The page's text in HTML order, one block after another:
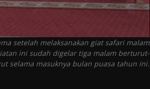
setelah melaksanakan giat safari malam
ini sudah digelar tiga malam berturut-
selama masuknya bulan puasa tahun ini.